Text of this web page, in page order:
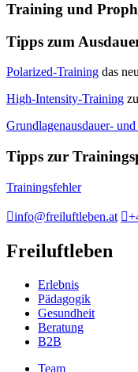
Training und
Tipps zum
Polarized-Training das
High-Intensity-Training
Grundlagenausdauer-
Tipps zur
Trainingsfehler
info@freiluftleben.at
Freiluftleben
Erlebnis
Pädagogik
Gesundheit
Beratung
B2B
Team